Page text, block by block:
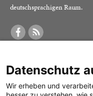
deutschsprachigen Raum.
Was ist der Merkur?
Herausgeber /
Alle
Datenschutz
Wir erheben und